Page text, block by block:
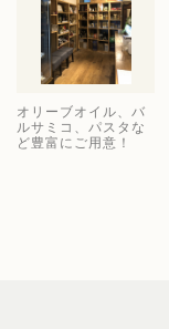
オリーブオイル、バ
ルサミコ、パスタな
ど豊富にご用意！